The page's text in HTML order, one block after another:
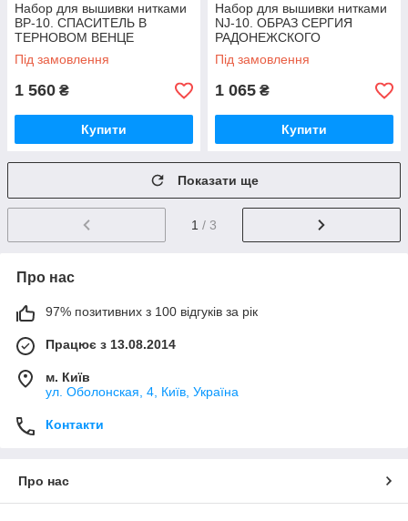
Набор для вышивки нитками
BP-10. СПАСИТЕЛЬ В
ТЕРНОВОМ ВЕНЦЕ
Під замовлення
1 560 ₴
Купити
Набор для вышивки нитками
NJ-10. ОБРАЗ СЕРГИЯ
РАДОНЕЖСКОГО
Під замовлення
1 065 ₴
Купити
Показати ще
1 / 3
Про нас
97% позитивних з 100 відгуків за рік
Працює з 13.08.2014
м. Київ
ул. Оболонская, 4, Київ, Україна
Контакти
Про нас